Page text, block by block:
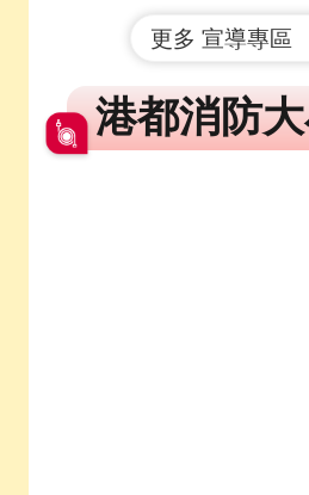
更多 宣導專區
港都消防